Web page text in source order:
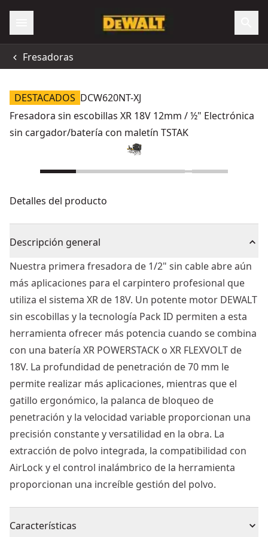
Fresadoras
DESTACADOS DCW620NT-XJ
Fresadora sin escobillas XR 18V 12mm / ½" Electrónica
sin cargador/batería con maletín TSTAK
Detalles del producto
Descripción general
Nuestra primera fresadora de 1/2" sin cable abre aún
más aplicaciones para el carpintero profesional que
utiliza el sistema XR de 18V. Un potente motor DEWALT
sin escobillas y la tecnología Pack ID permiten a esta
herramienta ofrecer más potencia cuando se combina
con una batería XR POWERSTACK o XR FLEXVOLT de
18V. La profundidad de penetración de 70 mm le
permite realizar más aplicaciones, mientras que el
gatillo ergonómico, la palanca de bloqueo de
penetración y la velocidad variable proporcionan una
precisión constante y versatilidad en la obra. La
extracción de polvo integrada, la compatibilidad con
AirLock y el control inalámbrico de la herramienta
proporcionan una increíble gestión del polvo.
Características